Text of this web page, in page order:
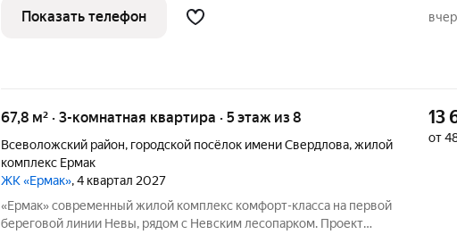
"Новое Колпино" в зеленом районе Петербурга.Здесь можно
проводить
Показать телефон
67,8 м² · 3-комнатная квартира · 5 этаж из 8
Всеволожский район, городской посёлок имени Свердлова,жилой
комплекс Ермак
ЖК «Ермак», 4 квартал 2027
«Ермак» современный жилой комплекс комфорт-класса на первой
береговой линии Невы, рядом с Невским лесопарком. Проект
13
от